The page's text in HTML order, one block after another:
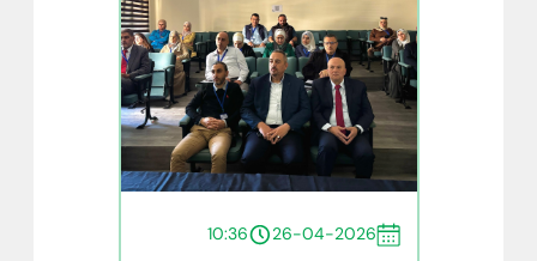
26-04-2026
10:36